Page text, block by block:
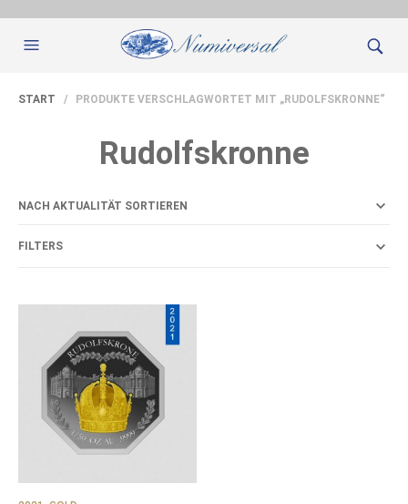
START / PRODUKTE VERSCHLAGWORTET MIT „RUDOLFSKRONNE“
Rudolfskronne
FILTERS